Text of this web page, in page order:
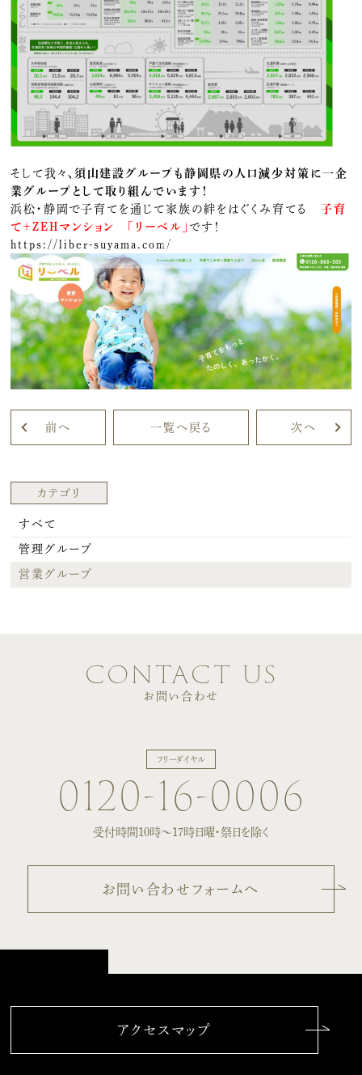
そして我々、須山建設グループも静岡県の人口減少対策に一企
業グループとして取り組んでいます！
浜松・静岡で子育てを通じて家族の絆をはぐくみ育てる子育
て＋ZEHマンション 「リーベル」 です！
https://liber-suyama.com/
前へ 一覧へ戻る 次へ
カテゴリ
すべて
管理グループ
営業グループ
contact us
お問い合わせ
フリーダイヤル
0120-16-0006
受付時間10時〜17時 日曜・祭日を除く
お問い合わせフォームへ
アクセスマップ